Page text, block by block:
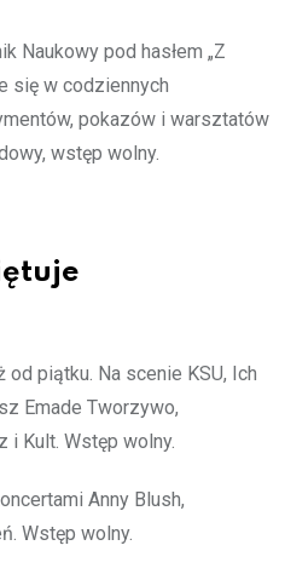
Naukowy pod hasłem „Z
się w codziennych
pokazów i warsztatów
wstęp wolny.
od piątku. Na scenie KSU, Ich
Emade Tworzywo,
i Kult. Wstęp wolny.
Anny Blush,
Wstęp wolny.